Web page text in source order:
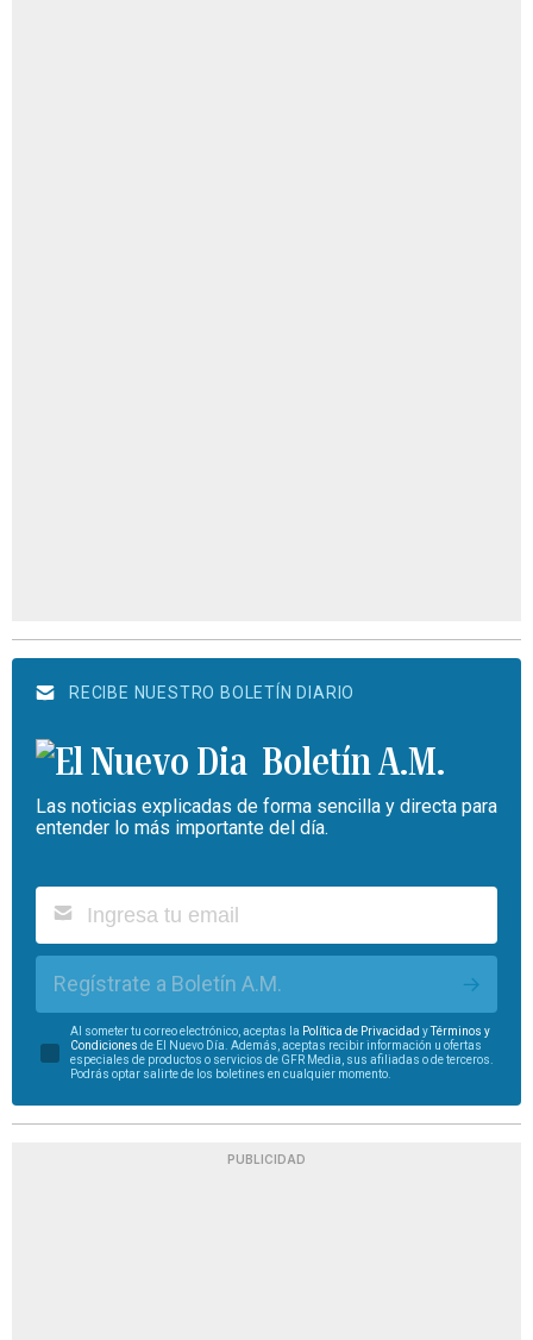
RECIBE NUESTRO BOLETÍN DIARIO
Boletín A.M.
Las noticias explicadas de forma sencilla y directa para
entender lo más importante del día.
Regístrate a Boletín A.M.
Al someter tu correo electrónico, aceptas la Política de Privacidad yTérminos y
Condiciones de El Nuevo Día. Además, aceptas recibir información u ofertas
especiales de productos o servicios de GFR Media, sus afiliadas o de terceros.
Podrás optar salirte de los boletines en cualquier momento.
PUBLICIDAD